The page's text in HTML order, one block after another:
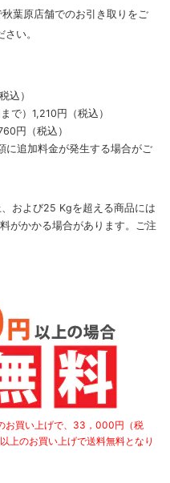
葉原店舗でのお引き取りをご
い。
込）
で） 1,210円（税込）
円（税込）
に追加料金が発生する場合がご
および25 Kgを超える商品には
がかかる場合があります。 ご注
お買い上げで、33，000円（税
上のお買い上げで送料無料となり